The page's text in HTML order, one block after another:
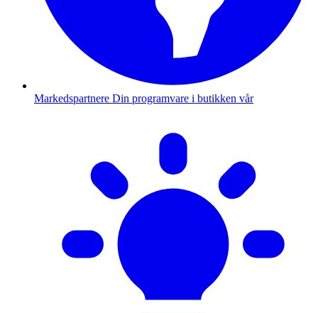
Markedspartnere Din programvare i butikken vår